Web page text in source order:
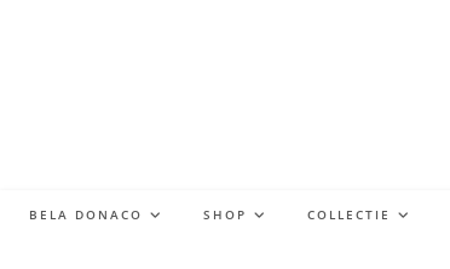
BELA DONACO SHOP COLLECTIE